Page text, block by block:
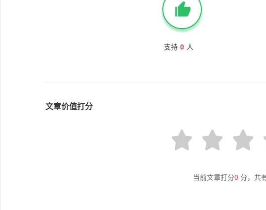
支持 0 人
文章价值打分
当前文章打分0 分，共